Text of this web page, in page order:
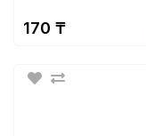
170 ₸